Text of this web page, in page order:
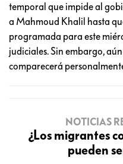
temporal que impide al
a Mahmoud Khalil hasta
programada para este
judiciales. Sin embargo,
comparecerá
NOTICIAS
¿Los migrantes
pueden